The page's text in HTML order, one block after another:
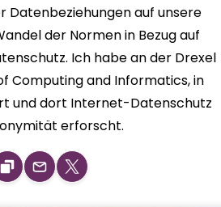
Datenbeziehungen auf unsere
der Normen in Bezug auf
Ich habe an der Drexel
Computing and Informatics, in
und dort Internet-Datenschutz
erforscht.